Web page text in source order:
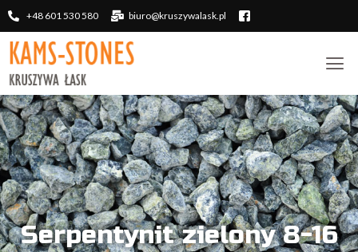
+48 601 530 580 biuro@kruszywalask.pl
Serpentynit zielony 8-16